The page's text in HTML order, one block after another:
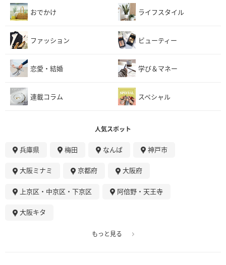
おでかけ ライフスタイル
ファッション ビューティー
恋愛・結婚 学び＆マネー
連載コラム スペシャル
人気スポット
兵庫県 梅田 なんば 神戸市
大阪ミナミ 京都府 大阪府
上京区・中京区・下京区 阿倍野・天王寺
大阪キタ
もっと見る